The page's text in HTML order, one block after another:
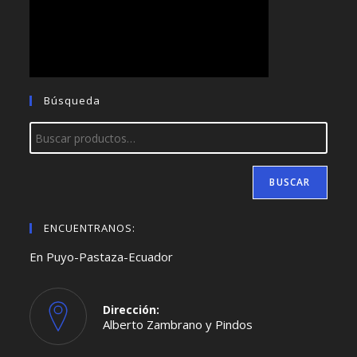
Búsqueda
BUSCAR
ENCUENTRANOS:
En Puyo-Pastaza-Ecuador
Dirección:
Alberto Zambrano y Pindos